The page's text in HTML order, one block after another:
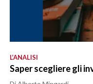
L’ANALISI
Saper scegliere gli